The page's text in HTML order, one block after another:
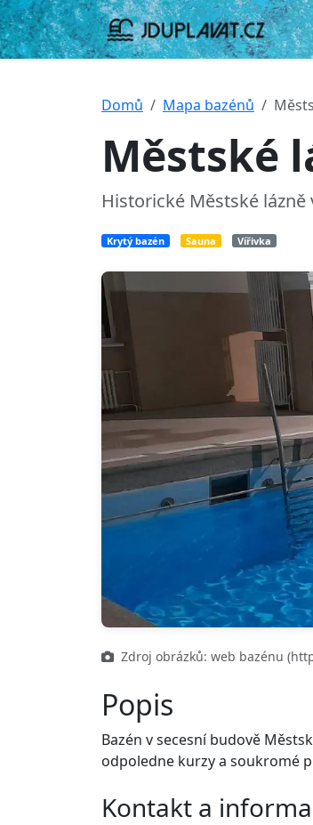
Domů Mapa bazénů
Městské
Historické Městské
Krytý bazén Sauna Vířivka
Zdroj obrázků: web bazénu
Popis
Bazén v secesní budově
odpoledne kurzy a soukromé
Kontakt a